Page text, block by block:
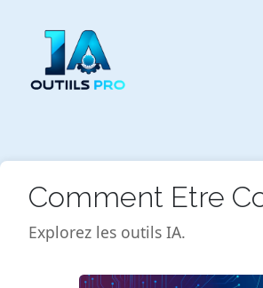
Comment Etre
Explorez les outils IA.